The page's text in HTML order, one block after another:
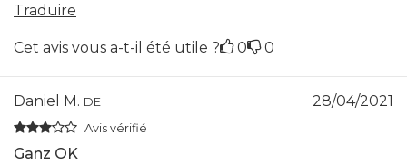
Traduire
Cet avis vous a-t-il été utile ? 0 0
Daniel M. DE 28/04/2021
Avis vérifié
Ganz OK